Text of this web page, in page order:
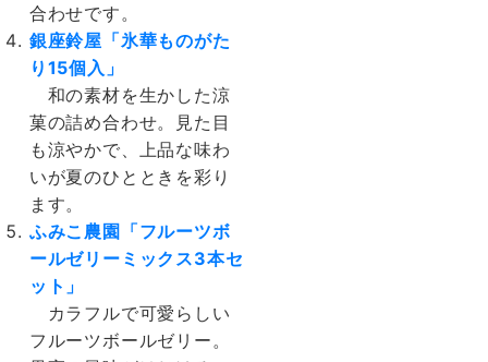
合わせです。
銀座鈴屋 「氷華ものがた
り15個入」
和の素材を生かした涼
菓の詰め合わせ。見た目
も涼やかで、上品な味わ
いが夏のひとときを彩り
ます。
ふみこ農園「フルーツボ
ールゼリーミックス3本セ
ット」
カラフルで可愛らしい
フルーツボールゼリー。